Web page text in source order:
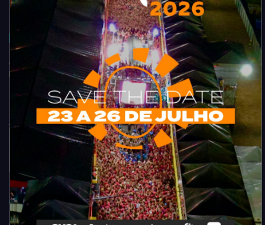
Acompanhe todas as novidades do entretenimento na região de
Fortaleza. Dicas, promoções, coberturas exclusivas e muito mais.
Categorias